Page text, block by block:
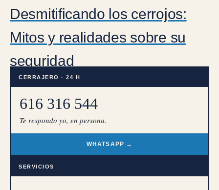
Desmitificando los cerrojos:
Mitos y realidades sobre su
seguridad
CERRAJERO · 24 H
616 316 544
Te respondo yo, en persona.
WHATSAPP →
SERVICIOS